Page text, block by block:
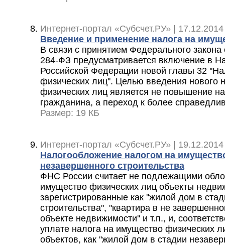
Интернет-портал «Субсчет.РУ» |
Введение и применение налога на
В связи с принятием Федерального закона
284-ФЗ предусматривается включение в
Российской Федерации новой главы 32
физических лиц''. Целью введения нового
физических лиц является не повышение
гражданина, а переход к более
Размер: 19 КБ
Интернет-портал «Субсчет.РУ» |
Налогообложение налогом на
незавершенного строительства
ФНС России считает не подлежащими
имущество физических лиц объекты
зарегистрированные как ''жилой дом в
строительства'', ''квартира в не
объекте недвижимости'' и т.п., и,
уплате налога на имущество физических
объектов, как ''жилой дом в стадии